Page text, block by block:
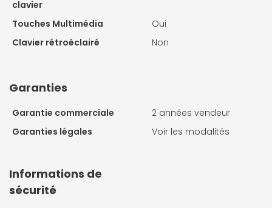
clavier
Touches Multimédia
Oui
Clavier rétroéclairé
Non
Garanties
Garantie commerciale
2 années vendeur
Garanties légales
Voir les modalités
Informations de
sécurité